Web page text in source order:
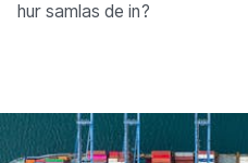
hur samlas de in?